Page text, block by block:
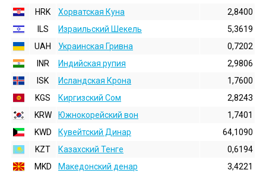
HRK
Хорватская Куна
2,8400
ILS
Израильский Шекель
5,3619
UAH
Украинская Гривна
0,7202
INR
Индийская pупия
2,9806
ISK
Исландская Крона
1,7600
KGS
Киргизский Сом
2,8243
KRW
Южнокорейский вон
1,7401
KWD
Кувейтский Динар
64,1090
KZT
Казахский Тенге
0,6194
MKD
Македонский денар
3,4221